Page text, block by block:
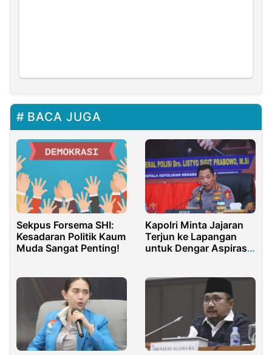
BACA JUGA
Sekpus Forsema SHI:
Kesadaran Politik Kaum
Muda Sangat Penting!
Kapolri Minta Jajaran
Terjun ke Lapangan
untuk Dengar Aspirasi